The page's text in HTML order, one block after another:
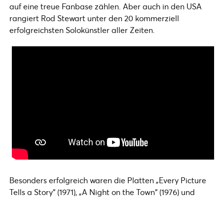
auf eine treue Fanbase zählen. Aber auch in den USA
rangiert Rod Stewart unter den 20 kommerziell
erfolgreichsten Solokünstler aller Zeiten.
Besonders erfolgreich waren die Platten „Every Picture
Tells a Story“ (1971), „A Night on the Town“ (1976) und